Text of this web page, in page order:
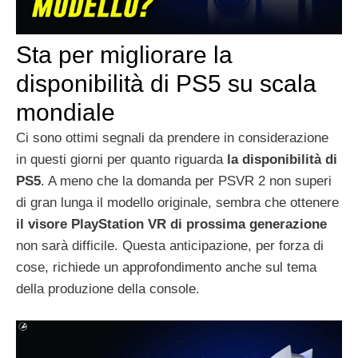
Sta per migliorare la
disponibilità di PS5 su scala
mondiale
Ci sono ottimi segnali da prendere in considerazione
in questi giorni per quanto riguarda la disponibilità di
PS5. A meno che la domanda per PSVR 2 non superi
di gran lunga il modello originale, sembra che ottenere
il visore PlayStation VR di prossima generazione
non sarà difficile. Questa anticipazione, per forza di
cose, richiede un approfondimento anche sul tema
della produzione della console.